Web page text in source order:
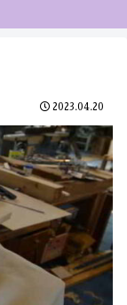
2023.04.20